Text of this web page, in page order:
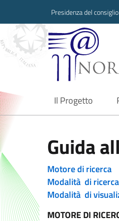
Presidenza del
Il Progetto
current
Guida
Motore di ricerca
Modalità di ricerca
Modalità di
MOTORE DI